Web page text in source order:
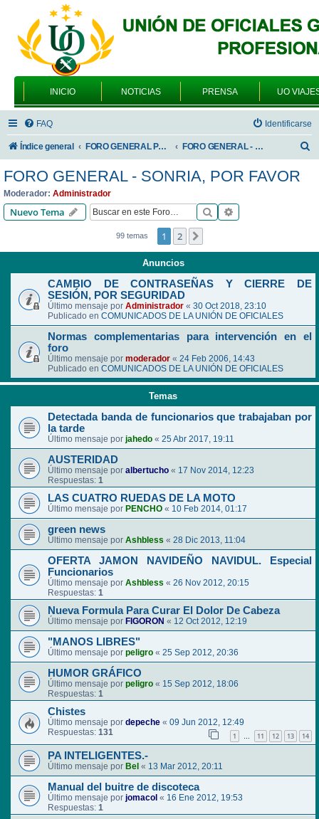
INICIO NOTICIAS PRENSA UO
FAQ Identificarse
Índice general FORO GENERAL PARA TODOS LOS USUARIOS FORO GENERAL - SONRIA, POR FAVOR
FORO GENERAL - SONRIA, POR FAVOR
Moderador: Administrador
Nuevo Tema Buscar
99 temas 1 2
Anuncios
CAMBIO DE CONTRASEÑAS Y CIERRE DE
SESIÓN, POR SEGURIDAD
Último mensaje por Administrador « 30 Oct 2018, 23:10
Publicado en COMUNICADOS DE LA UNIÓN DE OFICIALES
Normas complementarias para intervención en el
foro
Último mensaje por moderador « 24 Feb 2006, 14:43
Publicado en COMUNICADOS DE LA UNIÓN DE OFICIALES
Temas
Detectada banda de funcionarios que trabajaban por
la tarde
Último mensaje por jahedo « 25 Abr 2017, 19:11
AUSTERIDAD
Último mensaje por albertucho « 17 Nov 2014, 12:23
Respuestas: 1
LAS CUATRO RUEDAS DE LA MOTO
Último mensaje por PENCHO « 10 Feb 2014, 01:17
green news
Último mensaje por Ashbless « 28 Dic 2013, 11:04
OFERTA JAMON NAVIDEÑO NAVIDUL. Especial
Funcionarios
Último mensaje por Ashbless « 26 Nov 2012, 20:15
Respuestas: 1
Nueva Formula Para Curar El Dolor De Cabeza
Último mensaje por FIGORON « 12 Oct 2012, 12:19
"MANOS LIBRES"
Último mensaje por peligro « 25 Sep 2012, 20:36
HUMOR GRÁFICO
Último mensaje por peligro « 15 Sep 2012, 18:06
Respuestas: 1
Chistes
Último mensaje por depeche « 09 Jun 2012, 12:49
Respuestas: 131 1 … 11 12 13 14
PA INTELIGENTES.-
Último mensaje por Bel « 13 Mar 2012, 20:11
Manual del buitre de discoteca
Último mensaje por jomacol « 16 Ene 2012, 19:53
Respuestas: 1